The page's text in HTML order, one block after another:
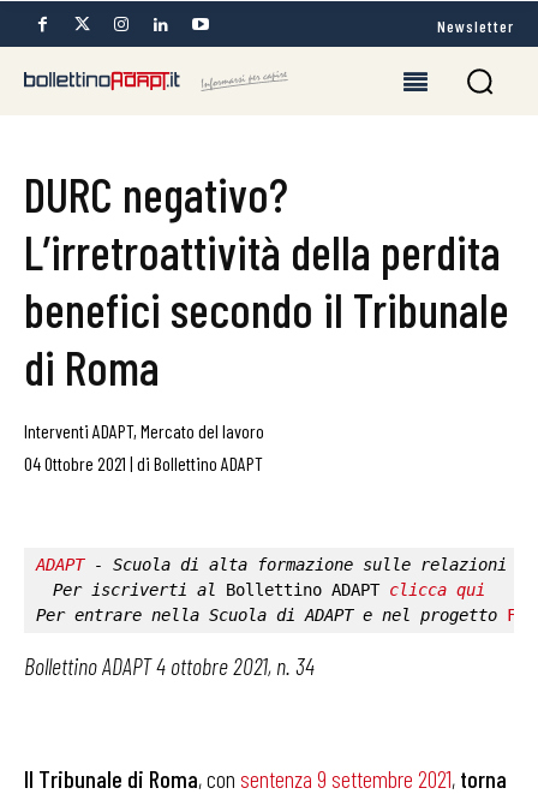
Newsletter
DURC negativo?
L’irretroattività della perdita
benefici secondo il Tribunale
di Roma
Interventi ADAPT, Mercato del lavoro
04 Ottobre 2021 | di Bollettino ADAPT
ADAPT - Scuola di alta formazione sulle relazioni
Per iscriverti al Bollettino ADAPT clicca qui
Per entrare nella Scuola di ADAPT e nel progetto
Bollettino ADAPT 4 ottobre 2021, n. 34
Il Tribunale di Roma, con sentenza 9 settembre 2021, torna